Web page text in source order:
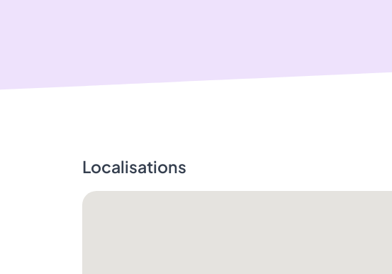
Localisations